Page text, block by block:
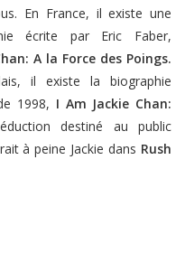
En France, il existe une
écrite par Eric Faber,
A la Force des Poings.
il existe la biographie
1998, I Am Jackie Chan:
destiné au public
à peine Jackie dans Rush